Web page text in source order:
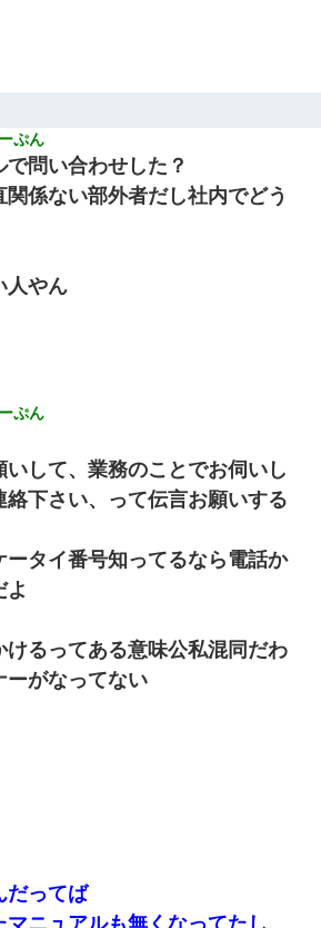
ぷん
問い合わせした？
係ない部外者だし社内でどう
人やん
ぷん
して、業務のことでお伺いし
絡下さい、って伝言お願いする
ータイ番号知ってるなら電話か
よ
けるってある意味公私混同だわ
ーがなってない
だってば
ニュアルも無くなってたし、